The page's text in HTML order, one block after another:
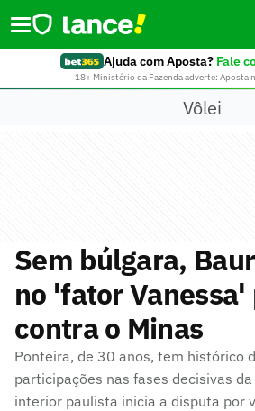
Ajuda com Aposta? Fale
18+ Ministério da Fazenda adverte: Aposta
Vôlei
Sem búlgara,
no 'fator Vanessa'
contra o Minas
Ponteira, de 30 anos, tem histórico
participações nas fases decisivas
interior paulista inicia a disputa por